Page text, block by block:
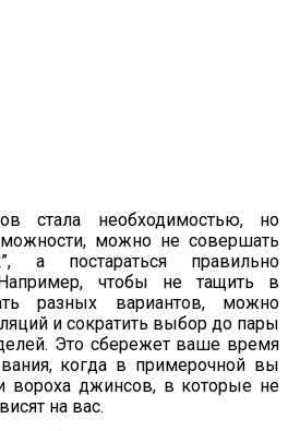
стала необходимостью, но
можно не совершать
а постараться правильно
чтобы не тащить в
разных вариантов, можно
и сократить выбор до пары
Это сбережет ваше время
когда в примерочной вы
вороха джинсов, в которые не
на вас.